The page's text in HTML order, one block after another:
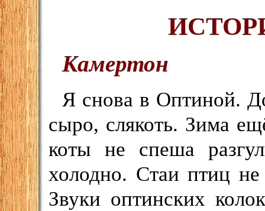
Камертон
Я снова в Оптиной.
сыро, слякоть. Зима
коты не спеша
холодно. Стаи птиц не
Звуки оптинских